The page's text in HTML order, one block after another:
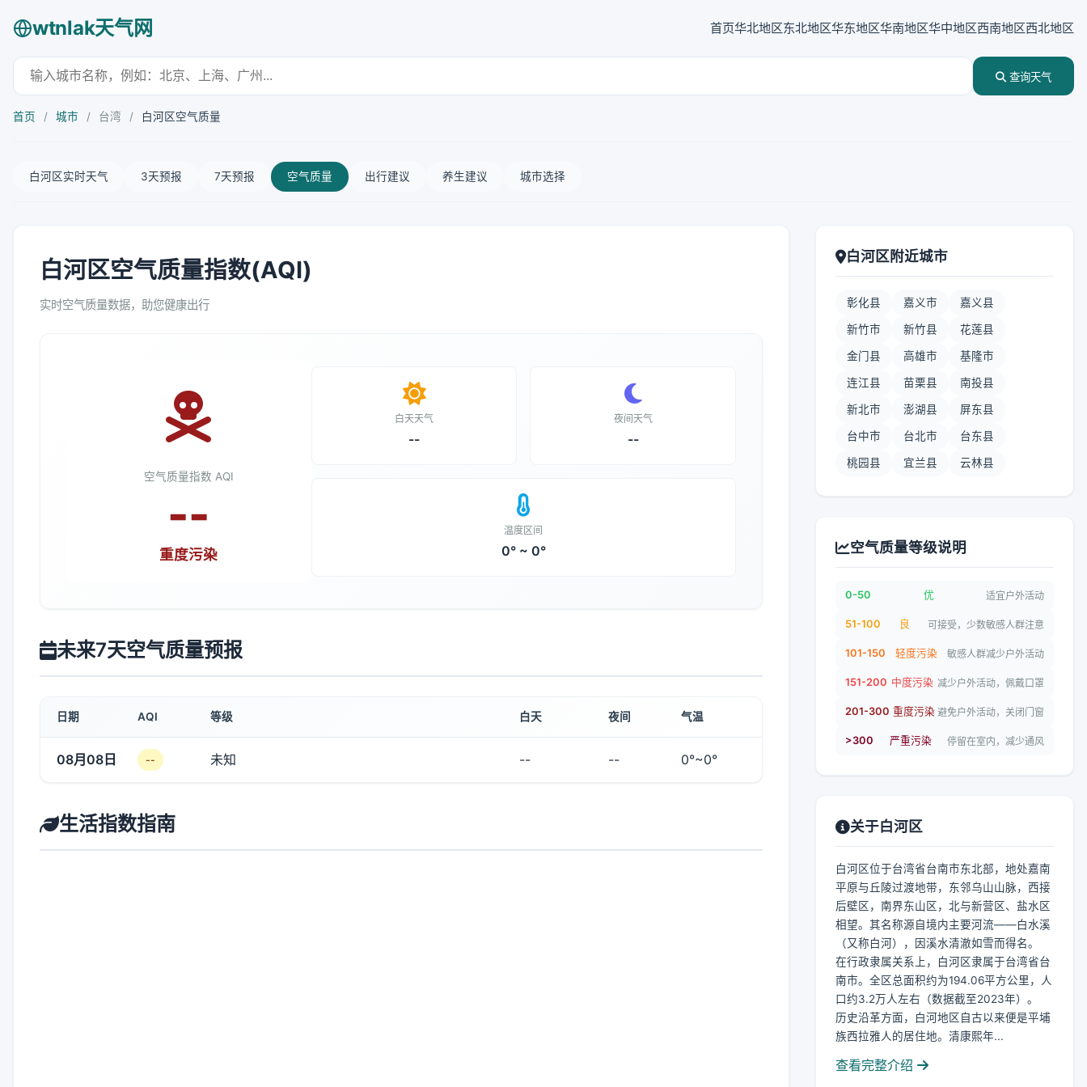
wtnlak天气网 首页华北地区东北地区华东地区华南地区华中地区西南地区西北地区
查询天气
首页 / 城市 / 台湾 / 白河区空气质量
白河区实时天气 3天预报 7天预报 空气质量 出行建议 养生建议 城市选择
白河区空气质量指数(AQI)
实时空气质量数据，助您健康出行
空气质量指数 AQI
--
重度污染
白天天气
--
夜间天气
--
温度区间
0° ~ 0°
未来7天空气质量预报
日期 AQI 等级 白天 夜间 气温
08月08日 -- 未知 -- -- 0°~0°
生活指数指南
白河区附近城市
彰化县 嘉义市 嘉义县
新竹市 新竹县 花莲县
金门县 高雄市 基隆市
连江县 苗栗县 南投县
新北市 澎湖县 屏东县
台中市 台北市 台东县
桃园县 宜兰县 云林县
空气质量等级说明
0-50 优 适宜户外活动
51-100 良 可接受，少数敏感人群注意
101-150 轻度污染 敏感人群减少户外活动
151-200 中度污染 减少户外活动，佩戴口罩
201-300 重度污染 避免户外活动，关闭门窗
>300 严重污染 停留在室内，减少通风
关于白河区
白河区位于台湾省台南市东北部，地处嘉南
平原与丘陵过渡地带，东邻乌山山脉，西接
后壁区，南界东山区，北与新营区、盐水区
相望。其名称源自境内主要河流——白水溪
（又称白河），因溪水清澈如雪而得名。
在行政隶属关系上，白河区隶属于台湾省台
南市。全区总面积约为194.06平方公里，人
口约3.2万人左右（数据截至2023年）。
历史沿革方面，白河地区自古以来便是平埔
族西拉雅人的居住地。清康熙年...
查看完整介绍